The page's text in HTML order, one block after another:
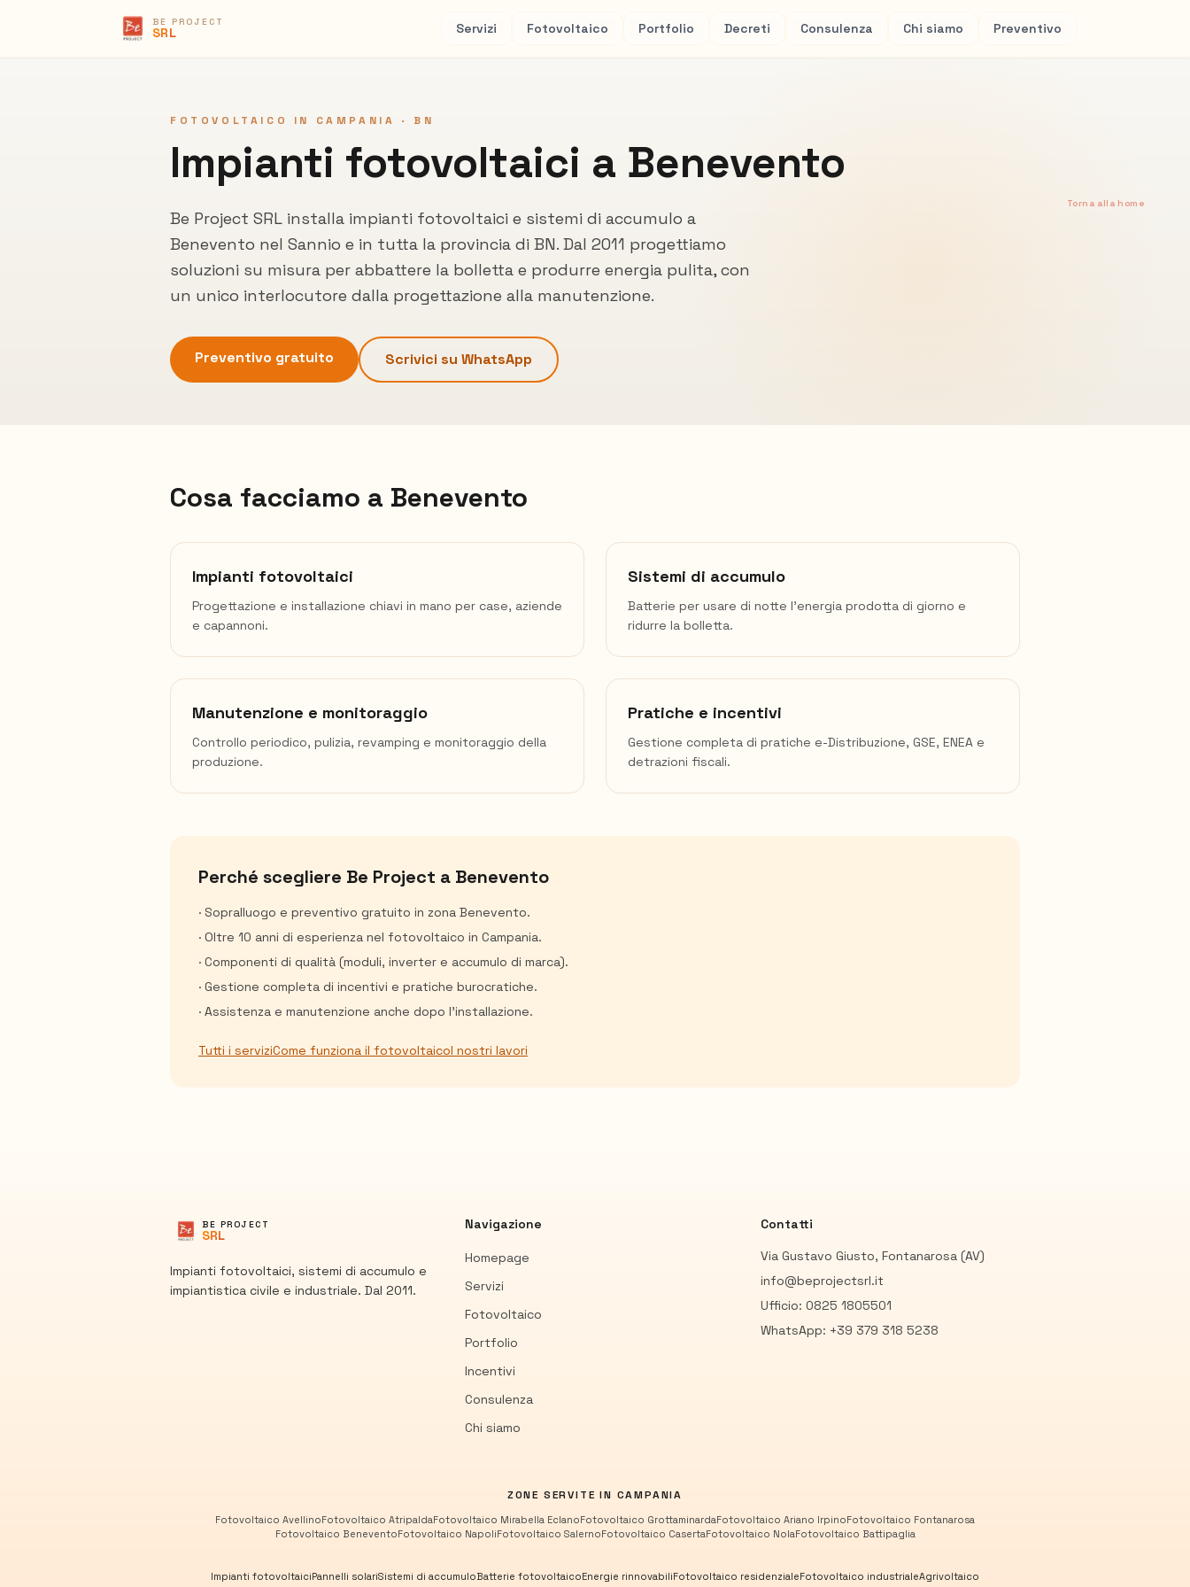
Torna alla home
BE PROJECT
SRL Servizi Fotovoltaico Portfolio Decreti Consulenza Chi siamo Preventivo
FOTOVOLTAICO IN CAMPANIA · BN
Impianti fotovoltaici a Benevento
Be Project SRL installa impianti fotovoltaici e sistemi di accumulo a
Benevento nel Sannio e in tutta la provincia di BN. Dal 2011 progettiamo
soluzioni su misura per abbattere la bolletta e produrre energia pulita, con
un unico interlocutore dalla progettazione alla manutenzione.
Preventivo gratuito Scrivici su WhatsApp
Cosa facciamo a Benevento
Impianti fotovoltaici
Progettazione e installazione chiavi in mano per case, aziende
e capannoni.
Sistemi di accumulo
Batterie per usare di notte l'energia prodotta di giorno e
ridurre la bolletta.
Manutenzione e monitoraggio
Controllo periodico, pulizia, revamping e monitoraggio della
produzione.
Pratiche e incentivi
Gestione completa di pratiche e-Distribuzione, GSE, ENEA e
detrazioni fiscali.
Perché scegliere Be Project a Benevento
· Sopralluogo e preventivo gratuito in zona Benevento.
· Oltre 10 anni di esperienza nel fotovoltaico in Campania.
· Componenti di qualità (moduli, inverter e accumulo di marca).
· Gestione completa di incentivi e pratiche burocratiche.
· Assistenza e manutenzione anche dopo l'installazione.
Tutti i serviziCome funziona il fotovoltaicoI nostri lavori
BE PROJECT
SRL
Impianti fotovoltaici, sistemi di accumulo e
impiantistica civile e industriale. Dal 2011.
Navigazione
Homepage
Servizi
Fotovoltaico
Portfolio
Incentivi
Consulenza
Chi siamo
Contatti
Via Gustavo Giusto, Fontanarosa (AV)
info@beprojectsrl.it
Ufficio: 0825 1805501
WhatsApp: +39 379 318 5238
ZONE SERVITE IN CAMPANIA
Fotovoltaico AvellinoFotovoltaico AtripaldaFotovoltaico Mirabella EclanoFotovoltaico GrottaminardaFotovoltaico Ariano IrpinoFotovoltaico Fontanarosa
Fotovoltaico BeneventoFotovoltaico NapoliFotovoltaico SalernoFotovoltaico CasertaFotovoltaico NolaFotovoltaico Battipaglia
Impianti fotovoltaiciPannelli solariSistemi di accumuloBatterie fotovoltaicoEnergie rinnovabiliFotovoltaico residenzialeFotovoltaico industrialeAgrivoltaico